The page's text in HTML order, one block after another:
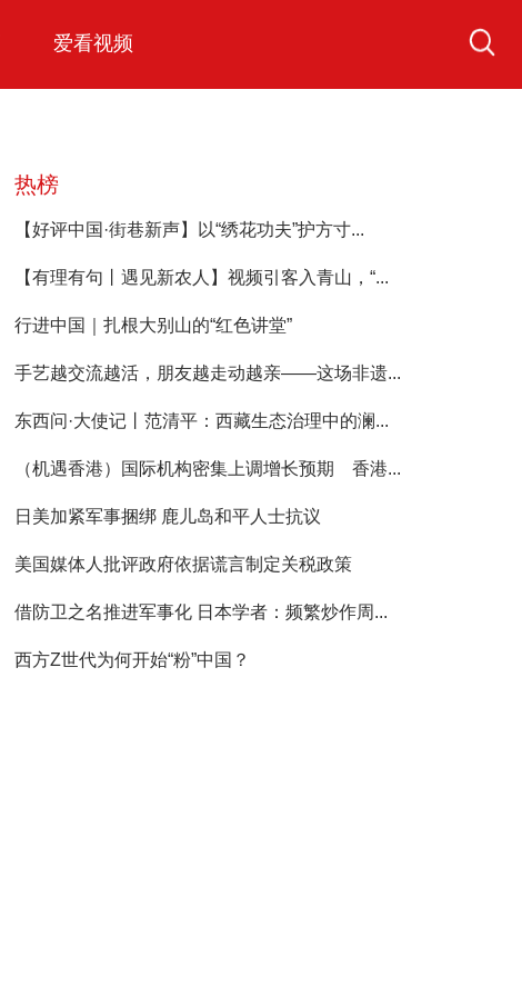
爱看视频
热榜
【好评中国·街巷新声】以“绣花功夫”护方寸...
【有理有句丨遇见新农人】视频引客入青山，“...
行进中国｜扎根大别山的“红色讲堂”
手艺越交流越活，朋友越走动越亲——这场非遗...
东西问·大使记丨范清平：西藏生态治理中的澜...
（机遇香港）国际机构密集上调增长预期 香港...
日美加紧军事捆绑 鹿儿岛和平人士抗议
美国媒体人批评政府依据谎言制定关税政策
借防卫之名推进军事化 日本学者：频繁炒作周...
西方Z世代为何开始“粉”中国？